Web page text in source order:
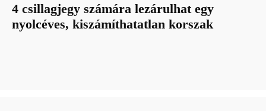
4 csillagjegy számára lezárulhat egy
nyolcéves, kiszámíthatatlan korszak